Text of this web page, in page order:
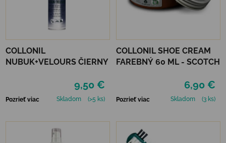
COLLONIL
NUBUK+VELOURS ČIERNY
9,50 €
Pozrieť viac Skladom (>5 ks)
COLLONIL SHOE CREAM
FAREBNÝ 60 ML - SCOTCH
6,90 €
Pozrieť viac Skladom (3 ks)